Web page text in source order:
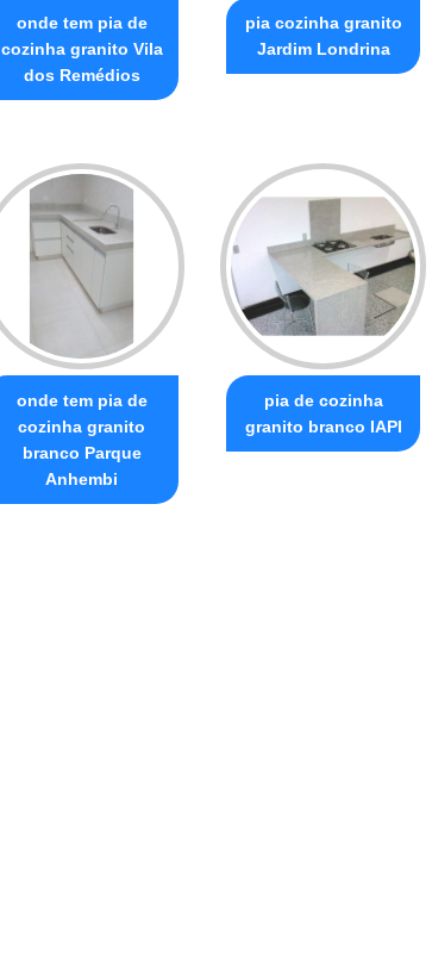
onde tem pia de
cozinha granito Vila
dos Remédios
pia cozinha granito
Jardim Londrina
onde tem pia de
cozinha granito
branco Parque
Anhembi
pia de cozinha
granito branco IAPI